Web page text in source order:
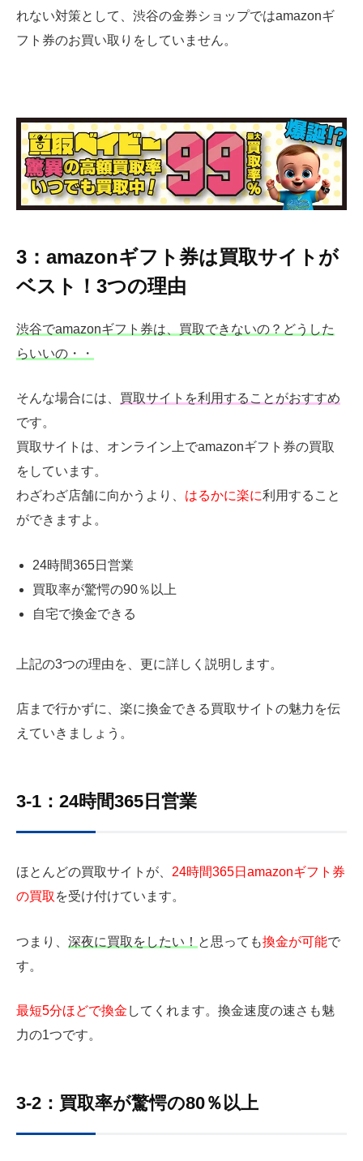
れない対策として、渋谷の金券ショップではamazonギ
フト券のお買い取りをしていません。
3：amazonギフト券は買取サイトが
ベスト！3つの理由
渋谷でamazonギフト券は、買取できないの？どうした
らいいの・・
そんな場合には、 買取サイトを利用することがおすすめ
です。
買取サイトは、オンライン上でamazonギフト券の買取
をしています。
わざわざ店舗に向かうより、 はるかに楽に利用すること
ができますよ。
24時間365日営業
買取率が驚愕の90％以上
自宅で換金できる
上記の3つの理由を、更に詳しく説明します。
店まで行かずに、楽に換金できる買取サイトの魅力を伝
えていきましょう。
3-1：24時間365日営業
ほとんどの買取サイトが、 24時間365日amazonギフト券
の買取 を受け付けています。
つまり、 深夜に買取をしたい！ と思っても換金が可能で
す。
最短5分ほどで換金 してくれます。換金速度の速さも魅
力の1つです。
3-2：買取率が驚愕の80％以上